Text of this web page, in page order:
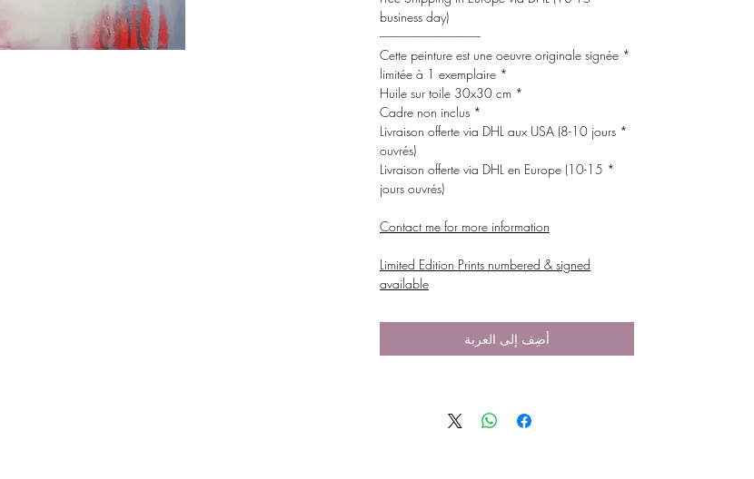
business day)
-------------------------------------
* Cette peinture est une oeuvre originale signée
* limitée à 1 exemplaire
* Huile sur toile 30x30 cm
* Cadre non inclus
* Livraison offerte via DHL aux USA (8-10 jours
ouvrés)
* Livraison offerte via DHL en Europe (10-15
jours ouvrés)
Contact me for more information
Limited Edition Prints numbered & signed
available
أضِف إلى العربة